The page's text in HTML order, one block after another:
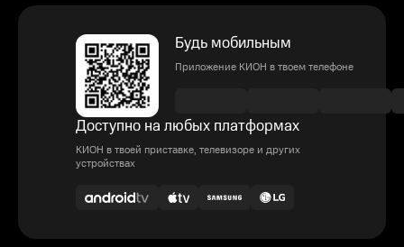
Будь мобильным
Приложение КИОН в твоем телефоне
Доступно на любых платформах
КИОН в твоей приставке, телевизоре и других
устройствах